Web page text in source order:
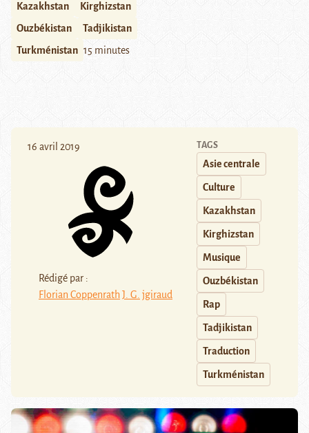
Kazakhstan
Kirghizstan
Ouzbékistan
Tadjikistan
Turkménistan 15 minutes
16 avril 2019
Rédigé par :
Florian CoppenrathJ. G. jgiraud
TAGS
Asie centrale
Culture
Kazakhstan
Kirghizstan
Musique
Ouzbékistan
Rap
Tadjikistan
Traduction
Turkménistan